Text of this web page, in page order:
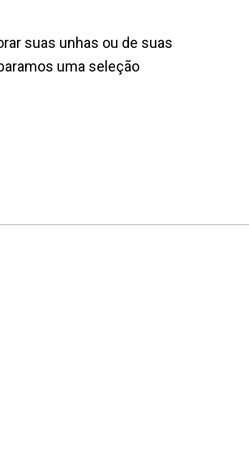
suas unhas ou de suas
uma seleção